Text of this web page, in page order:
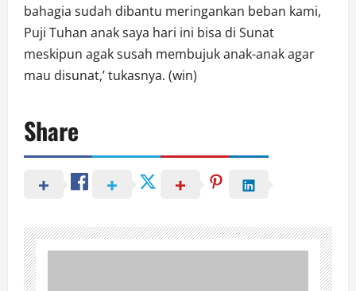
bahagia sudah dibantu meringankan beban kami,
Puji Tuhan anak saya hari ini bisa di Sunat
meskipun agak susah membujuk anak-anak agar
mau disunat,’ tukasnya. (win)
Share